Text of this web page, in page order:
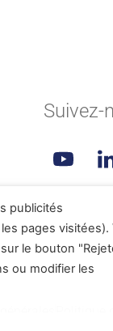
Suivez-
publicités
pages visitées).
le bouton
ou modifier les